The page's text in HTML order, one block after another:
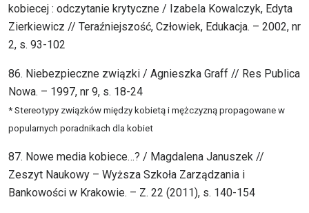
kobiecej : odczytanie krytyczne / Izabela Kowalczyk, Edyta
Zierkiewicz // Teraźniejszość, Człowiek, Edukacja. – 2002, nr
2, s. 93-102
86. Niebezpieczne związki / Agnieszka Graff // Res Publica
Nowa. – 1997, nr 9, s. 18-24
* Stereotypy związków między kobietą i mężczyzną propagowane w
popularnych poradnikach dla kobiet
87. Nowe media kobiece…? / Magdalena Januszek //
Zeszyt Naukowy – Wyższa Szkoła Zarządzania i
Bankowości w Krakowie. – Z. 22 (2011), s. 140-154